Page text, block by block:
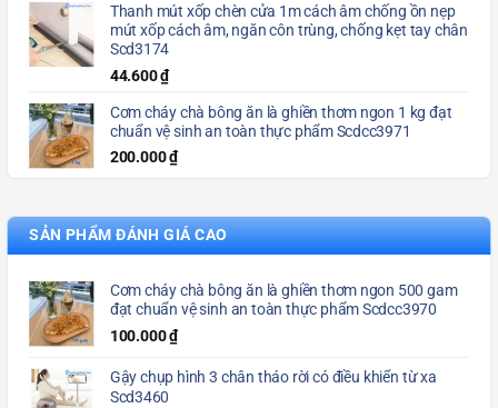
Thanh mút xốp chèn cửa 1m cách âm chống ồn nẹp
mút xốp cách âm, ngăn côn trùng, chống kẹt tay chân
Scd3174
44.600₫
Cơm cháy chà bông ăn là ghiền thơm ngon 1 kg đạt
chuẩn vệ sinh an toàn thực phẩm Scdcc3971
200.000₫
SẢN PHẨM ĐÁNH GIÁ CAO
Cơm cháy chà bông ăn là ghiền thơm ngon 500 gam
đạt chuẩn vệ sinh an toàn thực phẩm Scdcc3970
100.000₫
Gậy chụp hình 3 chân tháo rời có điều khiển từ xa
Scd3460